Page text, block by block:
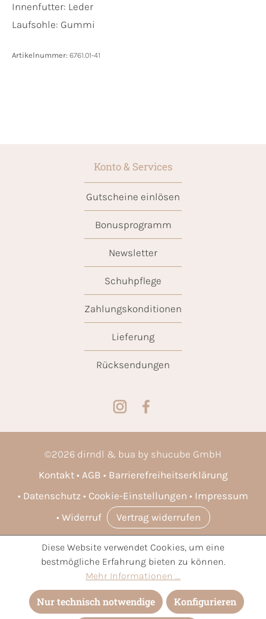
Innenfutter: Leder
Laufsohle: Gummi
Artikelnummer: 6761.01-41
Konto & Services
Gutscheine einlösen
Bonusprogramm
Newsletter
Schuhpflege
Zahlungskonditionen
Lieferung
Rücksendungen
©2026 dirndl & bua by shucube GmbH
Kontakt
AGB
Barrierefreiheitserklärung
Datenschutz
Cookie-Einstellungen
Impressum
Widerruf
Vertrag widerrufen
* Alle Preise inkl. gesetzl. Mehrwertsteuer zzgl.Versandkosten
und ggf. Nachnahmegebühren, wenn nicht anders angegeben.
Diese Website verwendet Cookies, um eine
bestmögliche Erfahrung bieten zu können.
Mehr Informationen ...
Nur technisch notwendige Konfigurieren